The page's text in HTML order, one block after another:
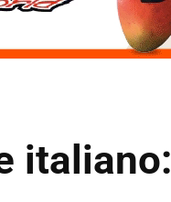
italiano: